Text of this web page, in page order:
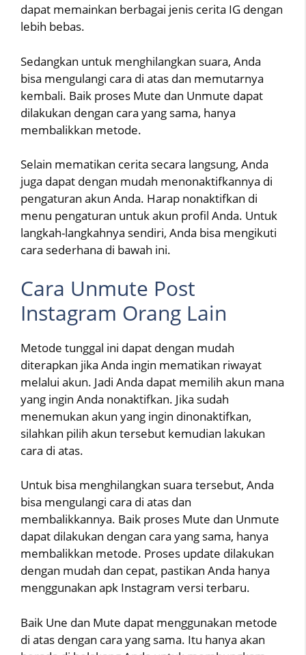
dapat memainkan berbagai jenis cerita IG dengan
lebih bebas.
Sedangkan untuk menghilangkan suara, Anda
bisa mengulangi cara di atas dan memutarnya
kembali. Baik proses Mute dan Unmute dapat
dilakukan dengan cara yang sama, hanya
membalikkan metode.
Selain mematikan cerita secara langsung, Anda
juga dapat dengan mudah menonaktifkannya di
pengaturan akun Anda. Harap nonaktifkan di
menu pengaturan untuk akun profil Anda. Untuk
langkah-langkahnya sendiri, Anda bisa mengikuti
cara sederhana di bawah ini.
Cara Unmute Post
Instagram Orang Lain
Metode tunggal ini dapat dengan mudah
diterapkan jika Anda ingin mematikan riwayat
melalui akun. Jadi Anda dapat memilih akun mana
yang ingin Anda nonaktifkan. Jika sudah
menemukan akun yang ingin dinonaktifkan,
silahkan pilih akun tersebut kemudian lakukan
cara di atas.
Untuk bisa menghilangkan suara tersebut, Anda
bisa mengulangi cara di atas dan
membalikkannya. Baik proses Mute dan Unmute
dapat dilakukan dengan cara yang sama, hanya
membalikkan metode. Proses update dilakukan
dengan mudah dan cepat, pastikan Anda hanya
menggunakan apk Instagram versi terbaru.
Baik Une dan Mute dapat menggunakan metode
di atas dengan cara yang sama. Itu hanya akan